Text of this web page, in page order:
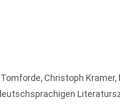
Christoph